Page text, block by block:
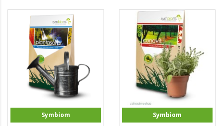
Symbiom Symbiom